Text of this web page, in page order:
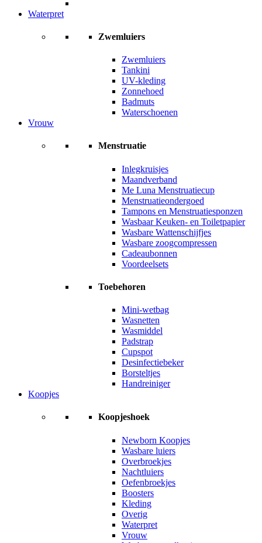
Waterpret
Zwemluiers
Zwemluiers
Tankini
UV-kleding
Zonnehoed
Badmuts
Waterschoenen
Vrouw
Menstruatie
Inlegkruisjes
Maandverband
Me Luna Menstruatiecup
Menstruatieondergoed
Tampons en Menstruatiesponzen
Wasbaar Keuken- en Toiletpapier
Wasbare Wattenschijfjes
Wasbare zoogcompressen
Cadeaubonnen
Voordeelsets
Toebehoren
Mini-wetbag
Wasnetten
Wasmiddel
Padstrap
Cupspot
Desinfectiebeker
Borsteltjes
Handreiniger
Koopjes
Koopjeshoek
Newborn Koopjes
Wasbare luiers
Overbroekjes
Nachtluiers
Oefenbroekjes
Boosters
Kleding
Overig
Waterpret
Vrouw